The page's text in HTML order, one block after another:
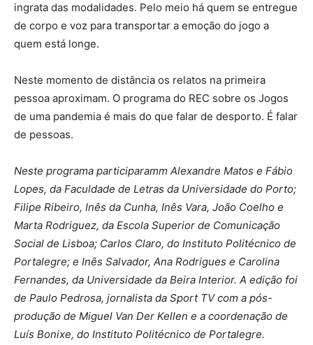
ingrata das modalidades. Pelo meio há quem se entregue
de corpo e voz para transportar a emoção do jogo a
quem está longe.
Neste momento de distância os relatos na primeira
pessoa aproximam. O programa do REC sobre os Jogos
de uma pandemia é mais do que falar de desporto. É falar
de pessoas.
Neste programa participaramm Alexandre Matos e Fábio
Lopes, da Faculdade de Letras da Universidade do Porto;
Filipe Ribeiro, Inês da Cunha, Inês Vara, João Coelho e
Marta Rodriguez, da Escola Superior de Comunicação
Social de Lisboa; Carlos Claro, do Instituto Politécnico de
Portalegre; e Inês Salvador, Ana Rodrigues e Carolina
Fernandes, da Universidade da Beira Interior. A edição foi
de Paulo Pedrosa, jornalista da Sport TV com a pós-
produção de Miguel Van Der Kellen e a coordenação de
Luís Bonixe, do Instituto Politécnico de Portalegre.